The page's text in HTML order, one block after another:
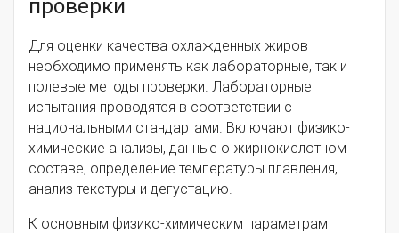
проверки
Для оценки качества охлажденных жиров
необходимо применять как лабораторные, так и
полевые методы проверки. Лабораторные
испытания проводятся в соответствии с
национальными стандартами. Включают физико-
химические анализы, данные о жирнокислотном
составе, определение температуры плавления,
анализ текстуры и дегустацию.
К основным физико-химическим параметрам